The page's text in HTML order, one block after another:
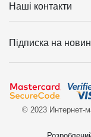
Наші контакти
Підписка на
© 2023 Интернет-